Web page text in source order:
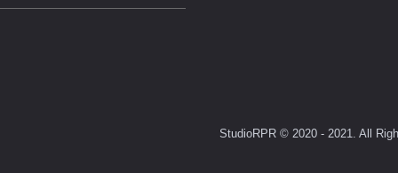
StudioRPR © 2020 - 2021. All